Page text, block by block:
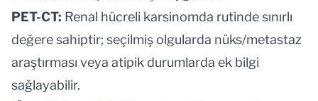
PET-CT: Renal hücreli karsinomda rutinde sınırlı
değere sahiptir; seçilmiş olgularda nüks/metastaz
araştırması veya atipik durumlarda ek bilgi
sağlayabilir.